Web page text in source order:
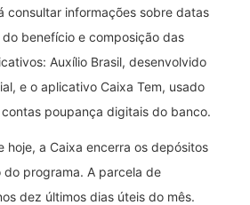
consultar informações sobre datas
benefício e composição das
Auxílio Brasil, desenvolvido
e o aplicativo Caixa Tem, usado
poupança digitais do banco.
hoje, a Caixa encerra os depósitos
programa. A parcela de
dez últimos dias úteis do mês.